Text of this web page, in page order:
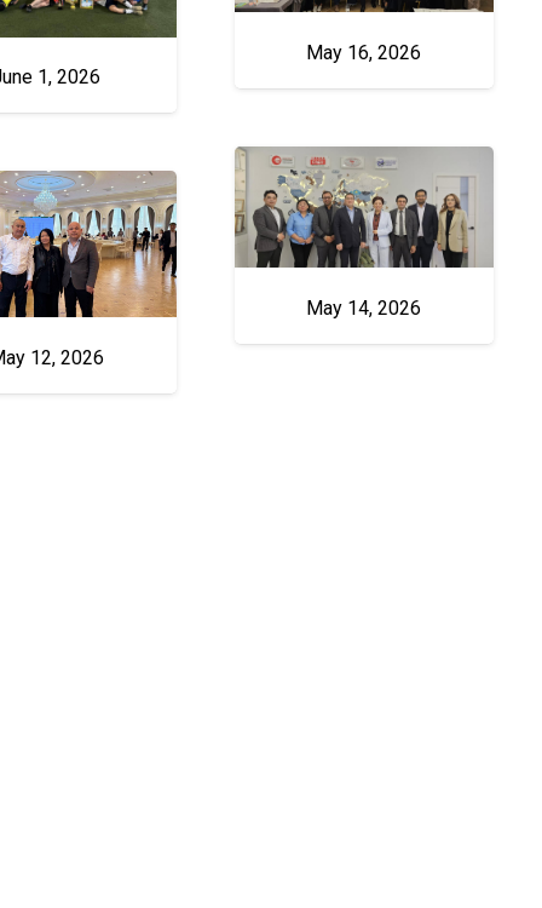
1, 2026
May 16, 2026
May 14, 2026
12, 2026